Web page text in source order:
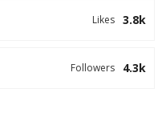
3.8k
Likes
4.3k
Followers